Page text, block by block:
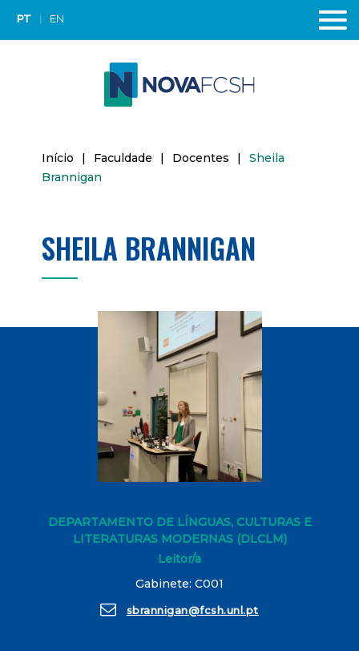
PT EN
Início | Faculdade | Docentes |
Sheila
Brannigan
SHEILA BRANNIGAN
DEPARTAMENTO DE LÍNGUAS, CULTURAS E
LITERATURAS MODERNAS (DLCLM)
Leitor/a
Gabinete: C001
sbrannigan@fcsh.unl.pt